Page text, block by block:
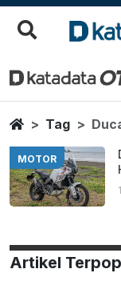
Ducati
Berita
HomeTag
MOTOR
Artikel